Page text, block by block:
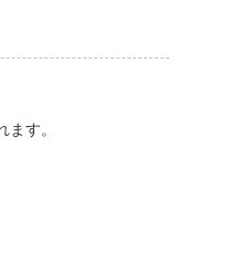
す。